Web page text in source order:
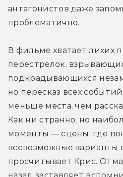
антагонистов даже
проблематично.
В фильме хватает лихих
перестрелок,
подкрадывающихся
но пересказ всех
меньше места, чем
Как ни странно, но
моменты — сцены, где
всевозможные варианты
просчитывает Крис.
назад заставляет